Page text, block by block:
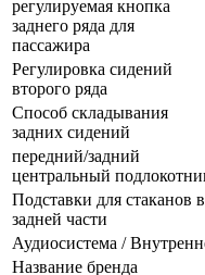
регулируемая кнопка
заднего ряда для
пассажира
Регулировка сидений
второго ряда
Способ складывания
задних сидений
передний/задний
центральный
Подставки для стаканов в
задней части
Аудиосистема /
Название бренда